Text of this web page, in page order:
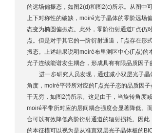
的远场偏振态，如图2(d)和图2(c)所示。从图中
上下对称性的破缺，moiré光子晶体的零阶远场
态变为椭圆偏振态。此外，零阶衍射通道Γ点仍
点。但是对于其它的一阶衍射通道，Γ点存在形
振态。上述结果说明moiré布里渊区中心(Γ点)的
光子连续能谱发生耦合，形成具有有限品质因子
进一步研究人员发现，通过减小双层光子晶
角度，moiré平带所对应的Γ点光子态的品质因子
于无穷，如图2(f)所示。这是由于，当旋转角度
moiré平带所对应的层间耦合强度会显著降低。
合可以有效降低高阶衍射通道的辐射损耗。因此
的本征模可以视为是从准直双层光子晶体板的